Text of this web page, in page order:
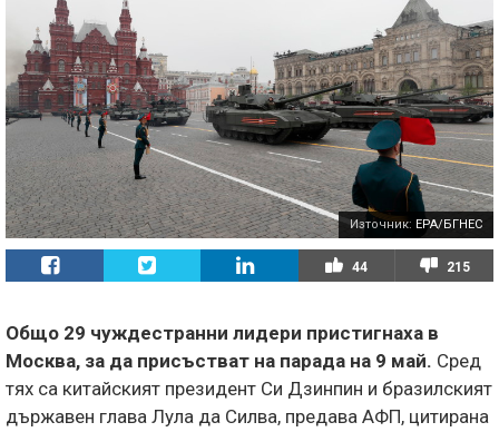
Източник: EPA/БГНЕС
44 215
Общо 29 чуждестранни лидери пристигнаха в
Москва, за да присъстват на парада на 9 май. Сред
тях са китайският президент Си Дзинпин и бразилският
държавен глава Лула да Силва, предава АФП, цитирана